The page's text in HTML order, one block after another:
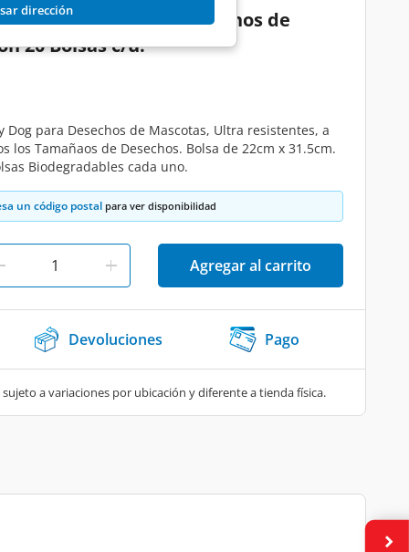
dirección
Forty Dog para Desechos de
20 Bolsas c/u.
Dog para Desechos de Mascotas, Ultra resistentes, a
los Tamañaos de Desechos. Bolsa de 22cm x 31.5cm.
Biodegradables cada uno.
un código postal para ver disponibilidad
Agregar al carrito
Devoluciones Pago
a variaciones por ubicación y diferente a tienda física.